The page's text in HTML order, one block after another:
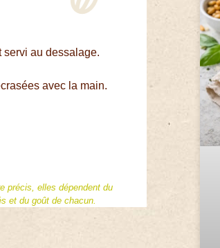
au dessalage.
avec la main.
précis, elles dépendent du
et du goût de chacun.